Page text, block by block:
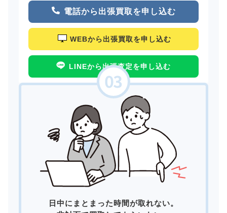
電話から出張買取を申し込む
WEBから出張買取を申し込む
LINEから出張査定を申し込む
日中にまとまった時間が取れない。